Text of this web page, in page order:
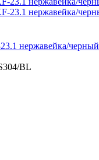
нержавейка/черный
BL